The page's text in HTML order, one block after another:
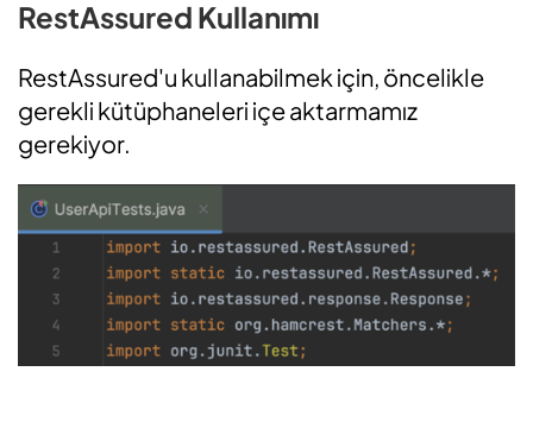
RestAssured Kullanımı
RestAssured'u kullanabilmek için, öncelikle
gerekli kütüphaneleri içe aktarmamız
gerekiyor.